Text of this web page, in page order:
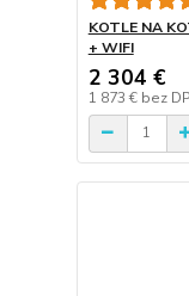
KOTLE NA
+ WIFI
2 304 €
1 873 € bez